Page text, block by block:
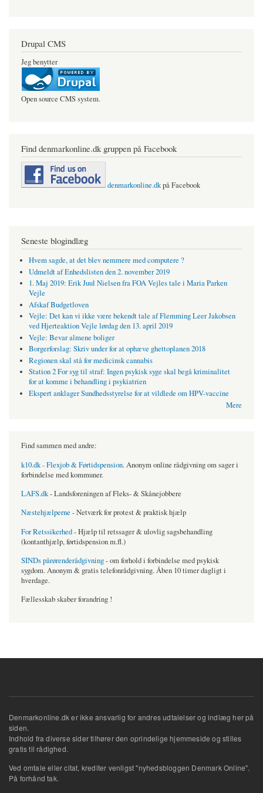
Drupal CMS
Jeg benytter
Open source CMS system.
Find denmarkonline.dk gruppen på Facebook
denmarkonline.dkpå Facebook
Seneste blogindlæg
Hvem sagde, at det blev nemmere med computere ?
Udmeldt af Enhedslisten den 2. november 2019
1. Maj 2019: Erik Juul Nielsen fra FOA Vejles tale i Maria Parken
Vejle
Afskaf Budgetloven
Vejle: Det kan vi ikke være bekendt tale af Flemming Leer Jakobsen
ved Hjerteaktion Vejle lørdag den 13. april 2019
Vejle: Bevar almene boliger
Borgerforslag: Skriv under for at ophæve ghettoplanen 2018
Regionen skal stå for medicinsk cannabis
Station 2 For syg til straf: Ingen psykisk syge skal begå kriminalitet
for at komme i behandling i psykiatrien
Ekspert anklager Sundhedsstyrelse for at vildlede om HPV-vaccine
Mere
Find sammen med andre:
k10.dk - Flexjob & Førtidspension. Anonym online rådgivning om sager i
forbindelse med kommuner.
LAFS.dk- Landsforeningen af Fleks- & Skånejobbere
Næstehjælperne - Netværk for protest & praktisk hjælp
For Retssikerhed- Hjælp til retssager & ulovlig sagsbehandling
(kontanthjælp, førtidspension m.fl.)
SINDs pårørenderådgivning- om forhold i forbindelse med psykisk
sygdom. Anonym & gratis telefonrådgivning. Åben 10 timer dagligt i
hverdage.
Fællesskab skaber forandring !
Denmarkonline.dk er ikke ansvarlig for andres udtalelser og indlæg her på
siden.
Indhold fra diverse sider tilhører den oprindelige hjemmeside og stilles
gratis til rådighed.
Ved omtale eller citat, krediter venligst "nyhedsbloggen Denmark Online".
På forhånd tak.